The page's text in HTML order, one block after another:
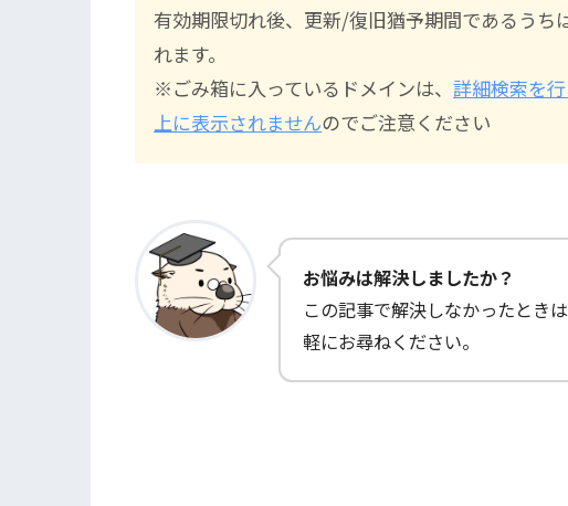
有効期限切れ後、更新/復旧猶予期間であるうち
れます。
※ごみ箱に入っているドメインは、詳細検索を
上に表示されませんのでご注意ください
お悩みは解決しましたか？
この記事で解決しなかったとき
軽にお尋ねください。